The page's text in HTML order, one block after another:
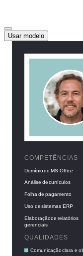
Usar modelo